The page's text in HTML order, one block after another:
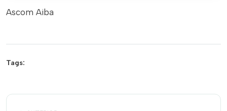
Ascom Aiba
Tags: